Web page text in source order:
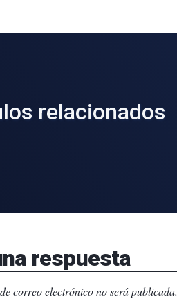
relacionados
respuesta
correo electrónico no será publicada.